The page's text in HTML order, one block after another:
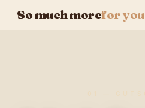
So much morefor you